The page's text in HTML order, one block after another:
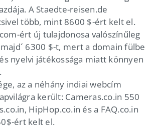
A Staedte-reisen.de
több, mint 8600 $-ért kelt el.
ért új tulajdonosa valószínűleg
6300 $-t, mert a domain fülbe
nyelvi játékossága miatt könnyen
az a néhány indiai webcím
került: Cameras.co.in 550
HipHop.co.in és a FAQ.co.in
ért kelt el.